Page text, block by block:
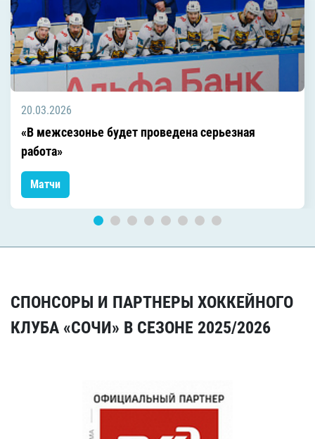
20.03.2026
«В межсезонье будет проведена серьезная
работа»
Матчи
СПОНСОРЫ И ПАРТНЕРЫ ХОККЕЙНОГО
КЛУБА «СОЧИ» В СЕЗОНЕ 2025/2026